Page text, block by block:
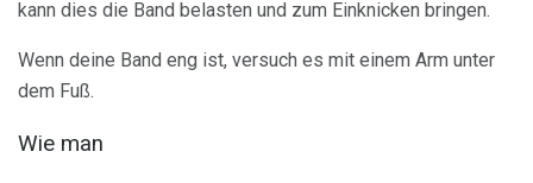
kann dies die Band belasten und zum Einknicken bringen.
Wenn deine Band eng ist, versuch es mit einem Arm unter
dem Fuß.
Wie man